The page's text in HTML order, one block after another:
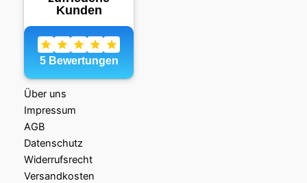
Über uns
Impressum
AGB
Datenschutz
Widerrufsrecht
Versandkosten